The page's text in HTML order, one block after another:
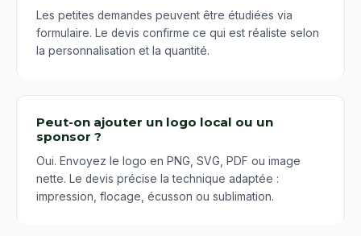
Les petites demandes peuvent être étudiées via
formulaire. Le devis confirme ce qui est réaliste selon
la personnalisation et la quantité.
Peut-on ajouter un logo local ou un
sponsor ?
Oui. Envoyez le logo en PNG, SVG, PDF ou image
nette. Le devis précise la technique adaptée :
impression, flocage, écusson ou sublimation.